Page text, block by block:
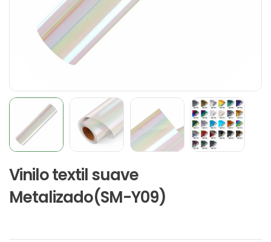
Vinilo textil suave
Metalizado(SM-Y09)